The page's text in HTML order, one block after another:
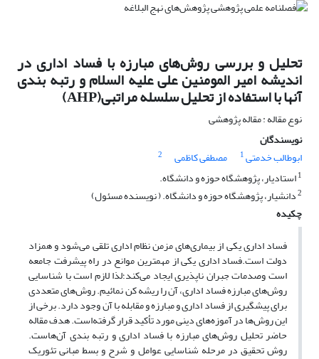
تحلیل و بررسی روش‌هاى مبارزه با فساد ادارى در
اندیشه امیر المومنین علی علیه السلام و رتبه بندی
آنها با استفاده از تحلیل سلسله مراتبی(AHP)
نوع مقاله : مقاله پژوهشی
نویسندگان
ابوطالب خدمتی1 مصطفی کاظمی
2
1استادیار، پژوهشگاه حوزه و دانشگاه.
2دانشیار، پژوهشگاه حوزه و دانشگاه. ( نویسنده مسئول)
چکیده
فساد اداری یکی از بیماری‌های مزمن نظام اداری تلقی می‌شود و همزاد
دولت است.فساد اداری یکی از مهمترین موانع در راه پیشرفت جامعه
است وصدمات جبران ناپذیری ایجاد می‌کند؛لذا لازم است با شناسایی
روش‌هاى مبارزه فساد اداری، آن را ریشه کن نمائیم. روش‌هاى متعددى
براى پیشگیرى از فساد ادارى و مبارزه و مقابله با آن وجود دارد. برخى از
این روش‌ها در آموزه‌هاى دینى مورد تأکید قرار گرفته‌است. هدف مقاله
حاضر تحلیل روش‌های مبارزه با فساد اداری و رتبه بندی آن‌هاست.
روش تحقیق در مرحله شناسایی عوامل و شرح و بسط مبانی تئوریک